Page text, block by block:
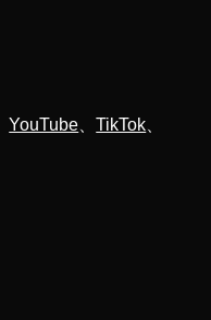
、YouTube 、TikTok